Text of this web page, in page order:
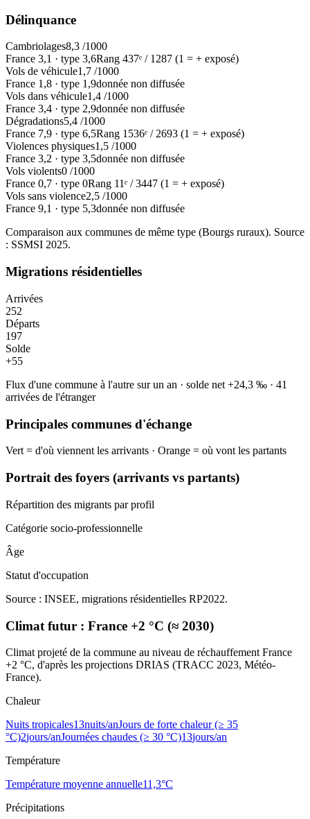
Délinquance
Cambriolages8,3 /1000
France 3,1 · type 3,6Rang 437ᵉ / 1287 (1 = + exposé)
Vols de véhicule1,7 /1000
France 1,8 · type 1,9donnée non diffusée
Vols dans véhicule1,4 /1000
France 3,4 · type 2,9donnée non diffusée
Dégradations5,4 /1000
France 7,9 · type 6,5Rang 1536ᵉ /2693 (1 = + exposé)
Violences physiques1,5 /1000
France 3,2 · type 3,5donnée non diffusée
Vols violents0 /1000
France 0,7 · type 0Rang 11ᵉ /3447 (1 = + exposé)
Vols sans violence2,5 /1000
France 9,1 · type 5,3donnée non diffusée
Comparaison aux communes de même type (Bourgs ruraux). Source
: SSMSI 2025.
Migrations résidentielles
Arrivées
252
Départs
197
Solde
+55
Flux d'une commune à l'autre sur un an · solde net +24,3 ‰ · 41
arrivées de l'étranger
Principales communes d'échange
Vert = d'où viennent les arrivants · Orange = où vont les partants
Portrait des foyers (arrivants vs partants)
Répartition des migrants par profil
Catégorie socio-professionnelle
Âge
Statut d'occupation
Source : INSEE, migrations résidentielles RP2022.
Climat futur : France +2 °C (≈ 2030)
Climat projeté de la commune au niveau de réchauffement France
+2 °C, d'après les projections DRIAS (TRACC 2023, Météo-
France).
Chaleur
Nuits tropicales13nuits/anJours de forte chaleur (≥ 35
°C)2jours/anJournées chaudes (≥ 30 °C)13jours/an
Température
Température moyenne annuelle11,3°C
Précipitations